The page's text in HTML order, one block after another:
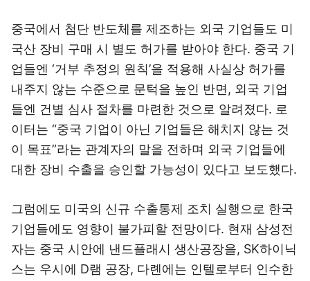
중국에서 첨단 반도체를 제조하는 외국 기업들도 미
국산 장비 구매 시 별도 허가를 받아야 한다. 중국 기
업들엔 ‘거부 추정의 원칙’을 적용해 사실상 허가를
내주지 않는 수준으로 문턱을 높인 반면, 외국 기업
들엔 건별 심사 절차를 마련한 것으로 알려졌다. 로
이터는 “중국 기업이 아닌 기업들은 해치지 않는 것
이 목표”라는 관계자의 말을 전하며 외국 기업들에
대한 장비 수출을 승인할 가능성이 있다고 보도했다.
그럼에도 미국의 신규 수출통제 조치 실행으로 한국
기업들에도 영향이 불가피할 전망이다. 현재 삼성전
자는 중국 시안에 낸드플래시 생산공장을, SK하이닉
스는 우시에 D램 공장, 다롄에는 인텔로부터 인수한